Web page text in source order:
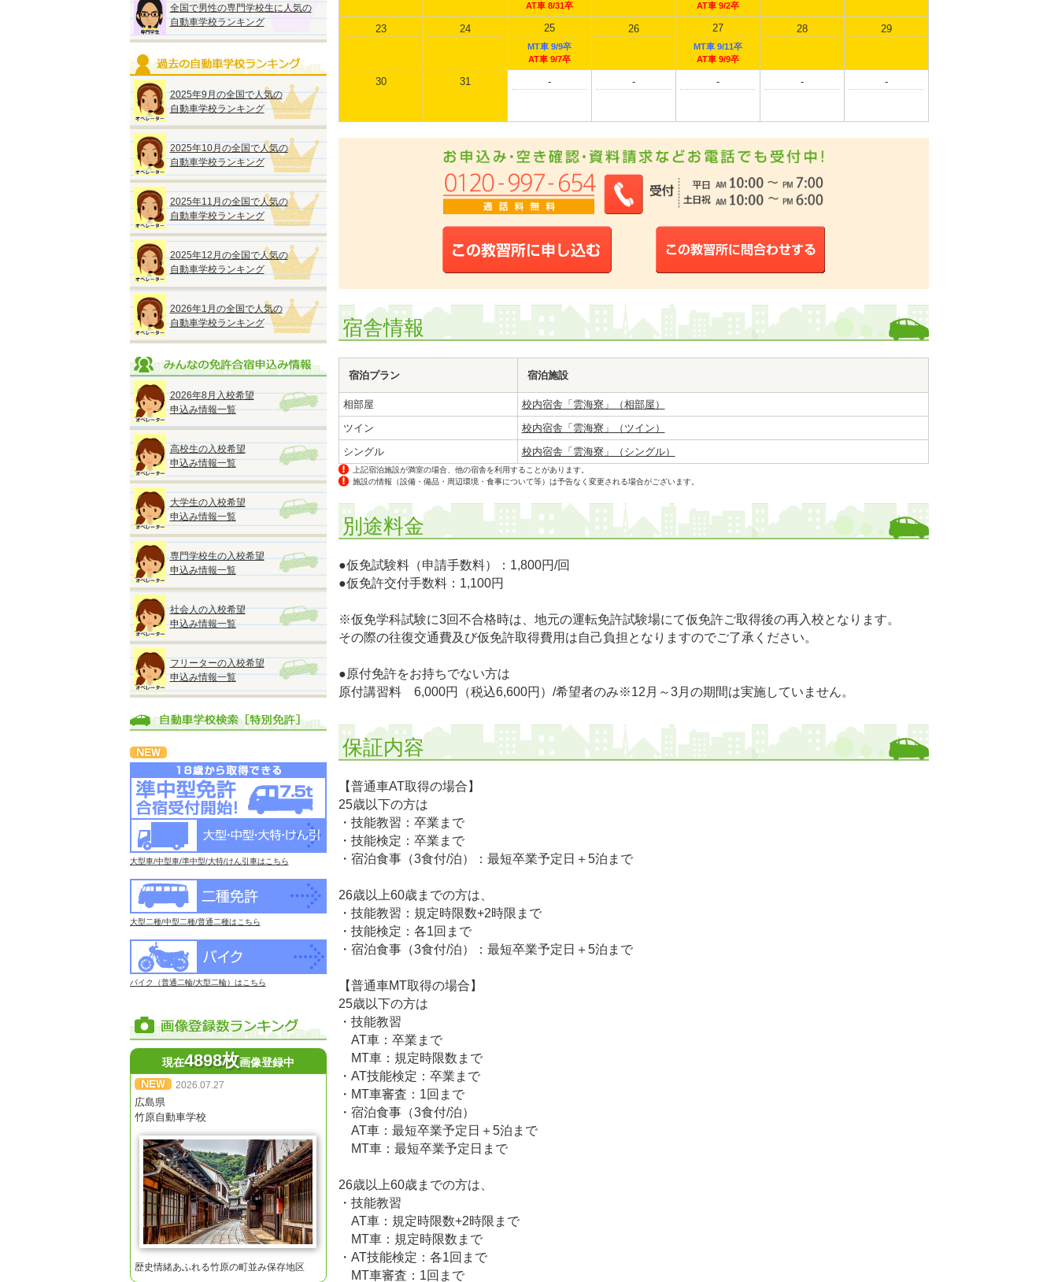
全国で男性の専門学校生に人気の
自動車学校ランキング
2025年9月の全国で人気の
自動車学校ランキング
2025年10月の全国で人気の
自動車学校ランキング
2025年11月の全国で人気の
自動車学校ランキング
2025年12月の全国で人気の
自動車学校ランキング
2026年1月の全国で人気の
自動車学校ランキング
2026年8月入校希望
申込み情報一覧
高校生の入校希望
申込み情報一覧
大学生の入校希望
申込み情報一覧
専門学校生の入校希望
申込み情報一覧
社会人の入校希望
申込み情報一覧
フリーターの入校希望
申込み情報一覧
大型車/中型車/準中型/大特/けん引車はこちら
大型二種/中型二種/普通二種はこちら
バイク（普通二輪/大型二輪）はこちら
現在4898枚画像登録中
2026.07.27
広島県
竹原自動車学校
歴史情緒あふれる竹原の町並み保存地区
AT車 8/31卒
AT車 9/2卒
23 24 25
MT車 9/9卒
AT車 9/7卒
26 27
MT車 9/11卒
AT車 9/9卒
28 29
30 31 - - - - -
宿舎情報
宿泊プラン 宿泊施設
相部屋
校内宿舎「雲海寮」（相部屋）
ツイン
校内宿舎「雲海寮」（ツイン）
シングル
校内宿舎「雲海寮」（シングル）
上記宿泊施設が満室の場合、他の宿舎を利用することがあります。
施設の情報（設備・備品・周辺環境・食事について等）は予告なく変更される場合がございます。
別途料金
●仮免試験料（申請手数料）：1,800円/回
●仮免許交付手数料：1,100円
※仮免学科試験に3回不合格時は、地元の運転免許試験場にて仮免許ご取得後の再入校となります。
その際の往復交通費及び仮免許取得費用は自己負担となりますのでご了承ください。
●原付免許をお持ちでない方は
原付講習料 6,000円（税込6,600円）/希望者のみ※12月～3月の期間は実施していません。
保証内容
【普通車AT取得の場合】
25歳以下の方は
・技能教習：卒業まで
・技能検定：卒業まで
・宿泊食事（3食付/泊）：最短卒業予定日＋5泊まで
26歳以上60歳までの方は、
・技能教習：規定時限数+2時限まで
・技能検定：各1回まで
・宿泊食事（3食付/泊）：最短卒業予定日＋5泊まで
【普通車MT取得の場合】
25歳以下の方は
・技能教習
AT車：卒業まで
MT車：規定時限数まで
・AT技能検定：卒業まで
・MT車審査：1回まで
・宿泊食事（3食付/泊）
AT車：最短卒業予定日＋5泊まで
MT車：最短卒業予定日まで
26歳以上60歳までの方は、
・技能教習
AT車：規定時限数+2時限まで
MT車：規定時限数まで
・AT技能検定：各1回まで
MT車審査：1回まで